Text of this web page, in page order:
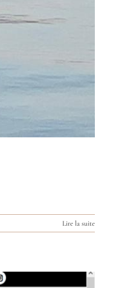
Lire la suite